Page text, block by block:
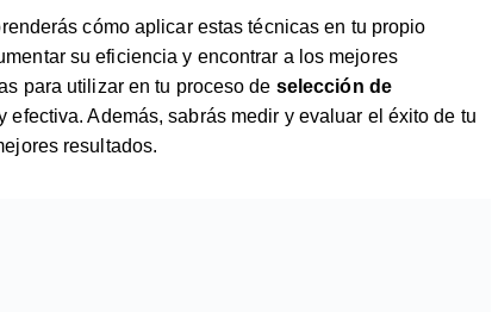
cómo aplicar estas técnicas en tu propio
su eficiencia y encontrar a los mejores
para utilizar en tu proceso de selección de
efectiva. Además, sabrás medir y evaluar el éxito de tu
resultados.